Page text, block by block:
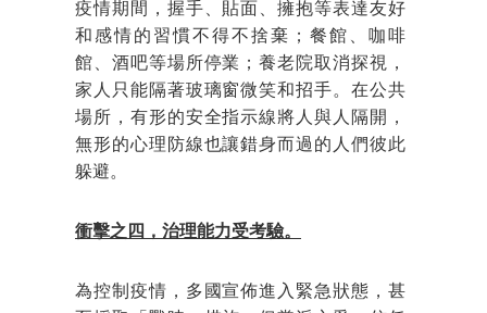
疫情期間，握手、貼面、擁抱等表達友好
和感情的習慣不得不捨棄；餐館、咖啡
館、酒吧等場所停業；養老院取消探視，
家人只能隔著玻璃窗微笑和招手。在公共
場所，有形的安全指示線將人與人隔開，
無形的心理防線也讓錯身而過的人們彼此
躲避。
衝擊之四，治理能力受考驗。
為控制疫情，多國宣佈進入緊急狀態，甚